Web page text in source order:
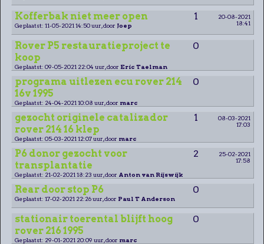
Kofferbak niet meer open 1
20-08-2021
18:41
Geplaatst: 11-05-2021 14:50 uur, door Joep
Rover P5 restauratieproject te
koop
0
Geplaatst: 09-05-2021 22:04 uur, door Eric Taelman
programa uitlezen ecu rover 214
16v 1995
0
Geplaatst: 24-04-2021 10:08 uur, door marc
gezocht originele catalizador
rover 214 16 klep
1
08-03-2021
17:03
Geplaatst: 05-03-2021 12:07 uur, door marc
P6 donor gezocht voor
transplantatie
2
25-02-2021
17:58
Geplaatst: 21-02-2021 18:23 uur, door Anton van Rijswijk
Rear door stop P6 0
Geplaatst: 17-02-2021 22:26 uur, door Paul T Anderson
stationair toerental blijft hoog
rover 216 1995
0
Geplaatst: 29-01-2021 20:09 uur, door marc